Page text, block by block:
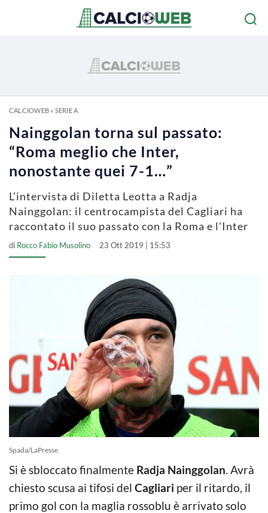
CALCIOWEB» SERIE A
Nainggolan torna sul passato:
“Roma meglio che Inter,
nonostante quei 7-1…”
L'intervista di Diletta Leotta a Radja
Nainggolan: il centrocampista del Cagliari ha
raccontato il suo passato con la Roma e l'Inter
di Rocco Fabio Musolino 23 Ott 2019 | 15:53
Spada/LaPresse
Si è sbloccato finalmente Radja Nainggolan. Avrà
chiesto scusa ai tifosi del Cagliari per il ritardo, il
primo gol con la maglia rossoblu è arrivato solo